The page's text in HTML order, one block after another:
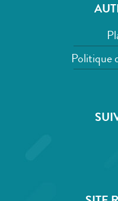
Politique